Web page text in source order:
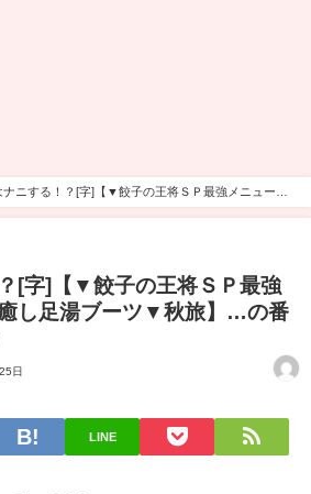
ナニする！？[字]【▼餃子の王将ＳＰ最強メニュー▼
の番組内容解析まとめ
[字]【▼餃子の王将ＳＰ最強
し足湯ブーツ▼秋旅】…の番
日
LINE